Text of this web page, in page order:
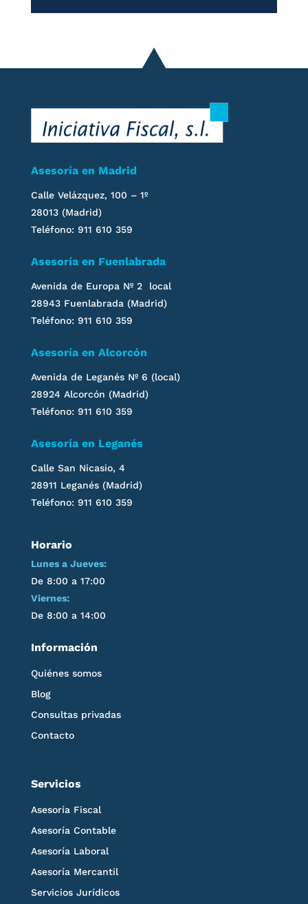
Asesoría en Madrid
Calle Velázquez, 100 – 1º
28013 (Madrid)
Teléfono: 911 610 359
Asesoría en Fuenlabrada
Avenida de Europa Nº 2 local
28943 Fuenlabrada (Madrid)
Teléfono: 911 610 359
Asesoría en Alcorcón
Avenida de Leganés Nº 6 (local)
28924 Alcorcón (Madrid)
Teléfono: 911 610 359
Asesoría en Leganés
Calle San Nicasio, 4
28911 Leganés(Madrid)
Teléfono: 911 610 359
Horario
Lunes a Jueves:
De 8:00 a 17:00
Viernes:
De 8:00 a 14:00
Información
Quiénes somos
Blog
Consultas privadas
Contacto
Servicios
Asesoría Fiscal
Asesoría Contable
Asesoría Laboral
Asesoría Mercantil
Servicios Jurídicos